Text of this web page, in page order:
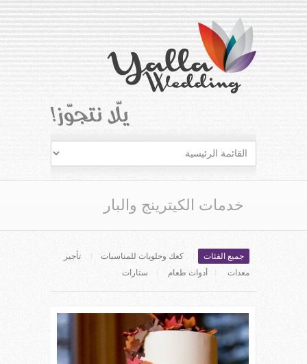
خدمات الكيترينج والبار
جميع الفئات كعك وحلويات للمناسبات
تأجير
معدات
أدوات طعام ستارات